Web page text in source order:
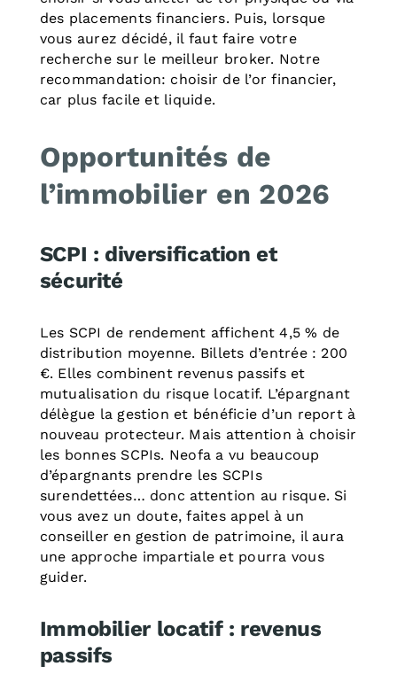
des placements financiers. Puis, lorsque
vous aurez décidé, il faut faire votre
recherche sur le meilleur broker. Notre
recommandation: choisir de l’or financier,
car plus facile et liquide.
Opportunités de
l’immobilier en 2026
SCPI : diversification et
sécurité
Les SCPI de rendement affichent 4,5 % de
distribution moyenne. Billets d’entrée : 200
€. Elles combinent revenus passifs et
mutualisation du risque locatif. L’épargnant
délègue la gestion et bénéficie d’un report à
nouveau protecteur. Mais attention à choisir
les bonnes SCPIs. Neofa a vu beaucoup
d’épargnants prendre les SCPIs
surendettées… donc attention au risque. Si
vous avez un doute, faites appel à un
conseiller en gestion de patrimoine, il aura
une approche impartiale et pourra vous
guider.
Immobilier locatif : revenus
passifs